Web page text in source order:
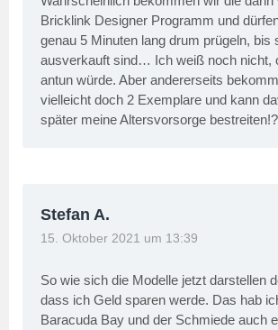
Bricklink Designer Programm und
genau 5 Minuten lang drum prügeln, bis
ausverkauft sind… Ich weiß noch nicht,
antun würde. Aber andererseits
vielleicht doch 2 Exemplare und kann
später meine Altersvorsorge
Stefan A.
15. Oktober 2021 um 13:39
So wie sich die Modelle jetzt darstellen
dass ich Geld sparen werde. Das hab
Baracuda Bay und der Schmiede auch